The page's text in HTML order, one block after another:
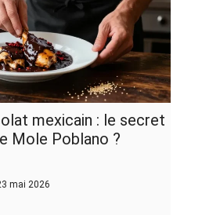
mexicain : le secret
Mole Poblano ?
mai 2026